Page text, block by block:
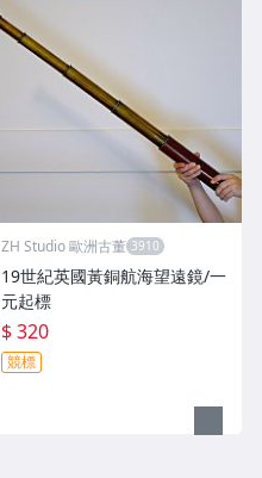
ZH Studio 歐洲古董
19世紀英國黃銅航海望遠鏡/一
元起標
$ 320
競標